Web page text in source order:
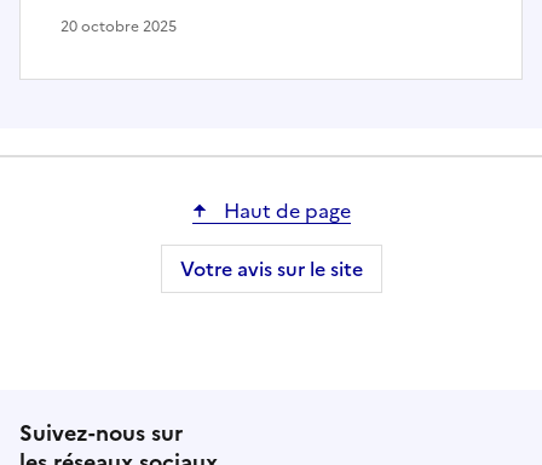
20 octobre 2025
Haut de page
Votre avis sur le site
Suivez-nous sur